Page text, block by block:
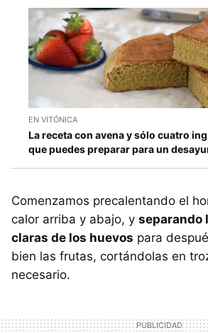
EN VITÓNICA
La receta con avena y sólo cuatro
que puedes preparar para un
Comenzamos precalentando el
calor arriba y abajo, y separando
claras de los huevos para
bien las frutas, cortándolas en
necesario.